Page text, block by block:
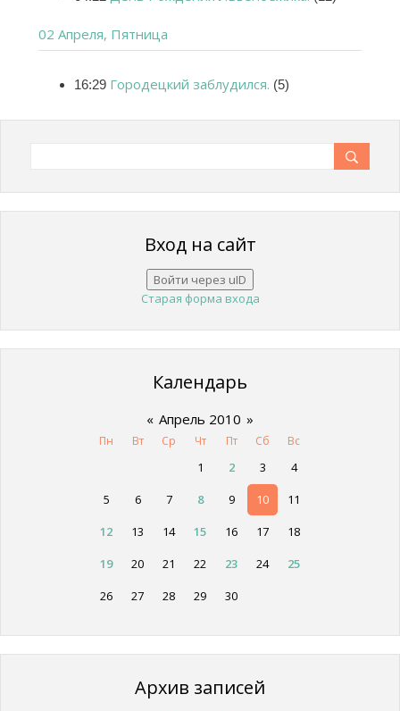
02 Апреля, Пятница
16:29 Городецкий заблудился. (5)
Вход на сайт
Войти через uID
Старая форма входа
Календарь
« Апрель 2010 »
Пн Вт Ср Чт Пт Сб Вс
1 2 3
4
5
6 7 8 9 10
11
12
13 14 15 16 17
18
19
20 21 22 23 24
25
26
27 28 29 30
Архив записей